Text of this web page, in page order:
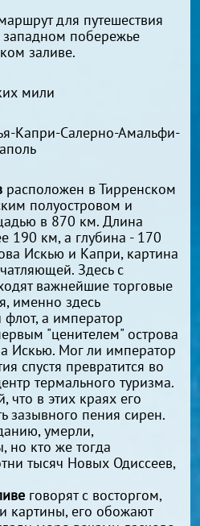
для путешествия
побережье
заливе.
мили
Капри-Салерно-Амальфи-
расположен в Тирренском
полуостровом и
в 870 км. Длина
190 км, а глубина - 170
Искью и Капри, картина
Здесь с
важнейшие торговые
именно здесь
флот, а император
"ценителем" острова
Искью. Мог ли император
спустя превратится во
термального туризма.
что в этих краях его
зазывного пения сирен.
умерли,
но кто же тогда
тысяч Новых Одиссеев,
говорят с восторгом,
картины, его обожают